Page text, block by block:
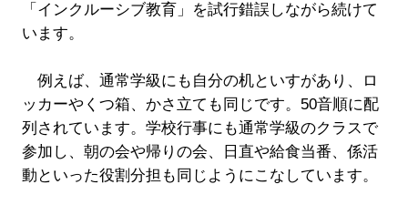
「インクルーシブ教育」を試行錯誤しながら続けて
います。
例えば、通常学級にも自分の机といすがあり、ロ
ッカーやくつ箱、かさ立ても同じです。50音順に配
列されています。学校行事にも通常学級のクラスで
参加し、朝の会や帰りの会、日直や給食当番、係活
動といった役割分担も同じようにこなしています。